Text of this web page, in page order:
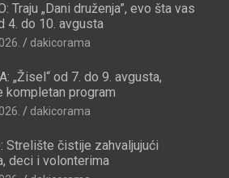
Traju „Dani druženja”, evo šta vas
4. do 10. avgusta
dakicorama
„Žisel“ od 7. do 9. avgusta,
kompletan program
dakicorama
Strelište čistije zahvaljujući
deci i volonterima